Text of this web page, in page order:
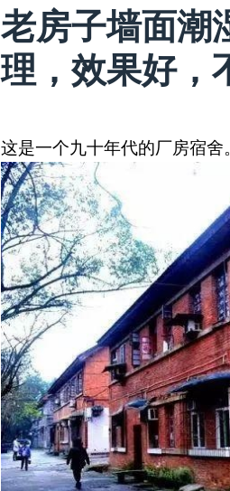
老房子墙面潮
理，效果好，
这是一个九十年代的厂房宿舍。